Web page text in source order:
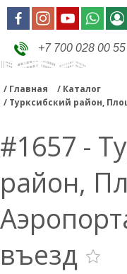
+7 700 028 00 55
Главная
Каталог
Турксибский район,
#1657 -
район,
въезд